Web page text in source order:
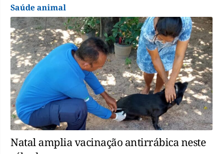
Saúde animal
Natal amplia vacinação antirrábica neste